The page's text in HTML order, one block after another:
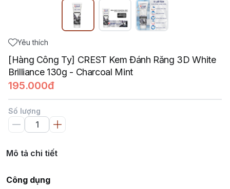
Yêu thích
[Hàng Công Ty] CREST Kem Đánh Răng 3D White
Brilliance 130g - Charcoal Mint
195.000đ
Số lượng
Mô tả chi tiết
Công dụng